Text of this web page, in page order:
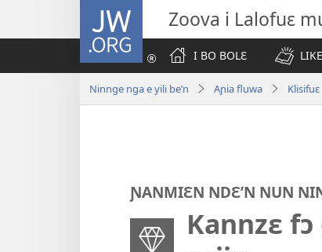
JW.ORG Zoova i Lalofuɛ
I BO BOLƐ
Ninnge nga e yili be’n Aɲia fluwa
ƝANMIƐN NDƐ’N NUN
Kannzɛ